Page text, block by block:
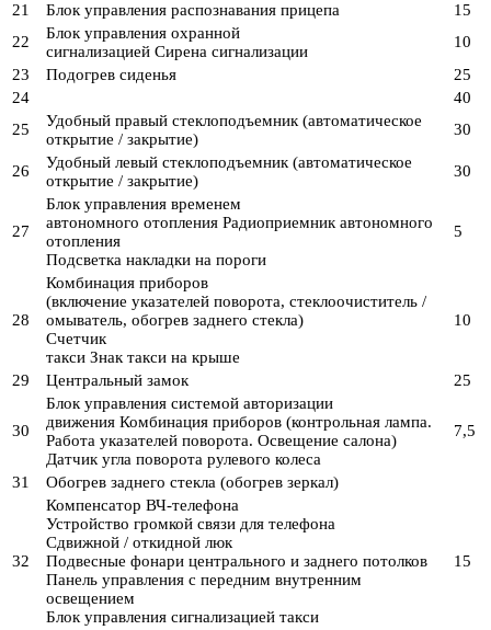
21
Блок управления распознавания прицепа
15
22
Блок управления охранной
сигнализацией Сирена сигнализации
10
23
Подогрев сиденья
25
24
40
25
Удобный правый стеклоподъемник (автоматическое
открытие / закрытие)
30
26
Удобный левый стеклоподъемник (автоматическое
открытие / закрытие)
30
27
Блок управления временем
автономного отопления Радиоприемник автономного
отопления
Подсветка накладки на пороги
5
28
Комбинация приборов
(включение указателей поворота, стеклоочиститель /
омыватель, обогрев заднего стекла)
Счетчик
такси Знак такси на крыше
10
29 Центральный замок 25
30
Блок управления системой авторизации
движения Комбинация приборов (контрольная лампа.
Работа указателей поворота. Освещение салона)
Датчик угла поворота рулевого колеса
7,5
31 Обогрев заднего стекла (обогрев зеркал)
32
Компенсатор ВЧ-телефона
Устройство громкой связи для телефона
Сдвижной / откидной люк
Подвесные фонари центрального и заднего потолков
Панель управления с передним внутренним
освещением
Блок управления сигнализацией такси
15